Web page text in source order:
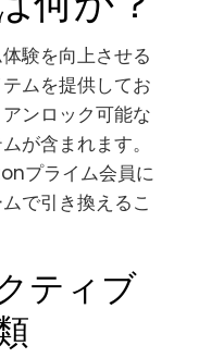
験を向上させる
ムを提供してお
ンロック可能な
が含まれます。
プライム会員に
で引き換えるこ
ティブ